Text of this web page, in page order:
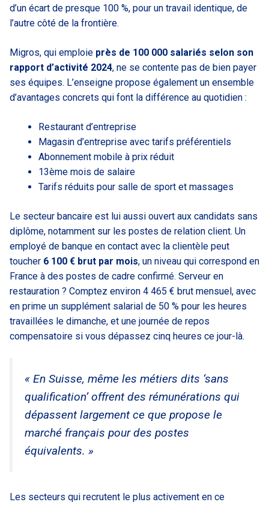
d’un écart de presque 100 %, pour un travail identique, de
l’autre côté de la frontière.
Migros, qui emploie près de 100 000 salariés selon son
rapport d’activité 2024, ne se contente pas de bien payer
ses équipes. L’enseigne propose également un ensemble
d’avantages concrets qui font la différence au quotidien :
Restaurant d’entreprise
Magasin d’entreprise avec tarifs préférentiels
Abonnement mobile à prix réduit
13ème mois de salaire
Tarifs réduits pour salle de sport et massages
Le secteur bancaire est lui aussi ouvert aux candidats sans
diplôme, notamment sur les postes de relation client. Un
employé de banque en contact avec la clientèle peut
toucher 6 100 € brut par mois, un niveau qui correspond en
France à des postes de cadre confirmé. Serveur en
restauration ? Comptez environ 4 465 € brut mensuel, avec
en prime un supplément salarial de 50 % pour les heures
travaillées le dimanche, et une journée de repos
compensatoire si vous dépassez cinq heures ce jour-là.
« En Suisse, même les métiers dits ‘sans
qualification’ offrent des rémunérations qui
dépassent largement ce que propose le
marché français pour des postes
équivalents. »
Les secteurs qui recrutent le plus activement en ce